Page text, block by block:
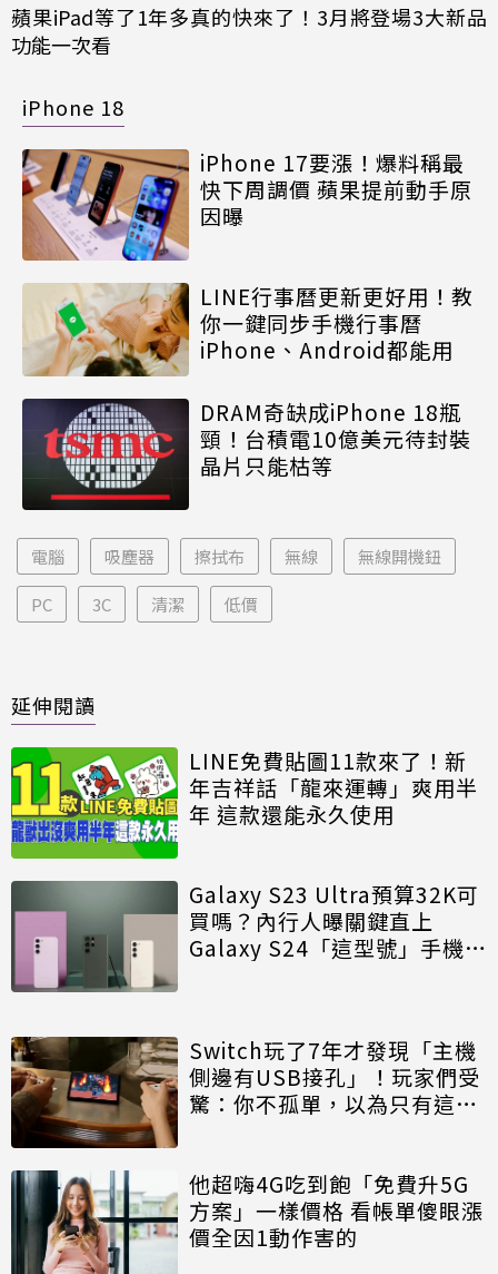
蘋果iPad等了1年多真的快來了！3月將登場3大新品
功能一次看
iPhone 18
iPhone 17要漲！爆料稱最
快下周調價 蘋果提前動手原
因曝
LINE行事曆更新更好用！教
你一鍵同步手機行事曆
iPhone、Android都能用
DRAM奇缺成iPhone 18瓶
頸！台積電10億美元待封裝
晶片只能枯等
電腦 吸塵器 擦拭布 無線 無線開機鈕
PC 3C 清潔 低價
延伸閱讀
LINE免費貼圖11款來了！新
年吉祥話「龍來運轉」爽用半
年 這款還能永久使用
Galaxy S23 Ultra預算32K可
買嗎？內行人曝關鍵直上
Galaxy S24「這型號」手機高
Switch玩了7年才發現「主機
側邊有USB接孔」！玩家們受
驚：你不孤單，以為只有這一
他超嗨4G吃到飽「免費升5G
方案」一樣價格 看帳單傻眼漲
價全因1動作害的